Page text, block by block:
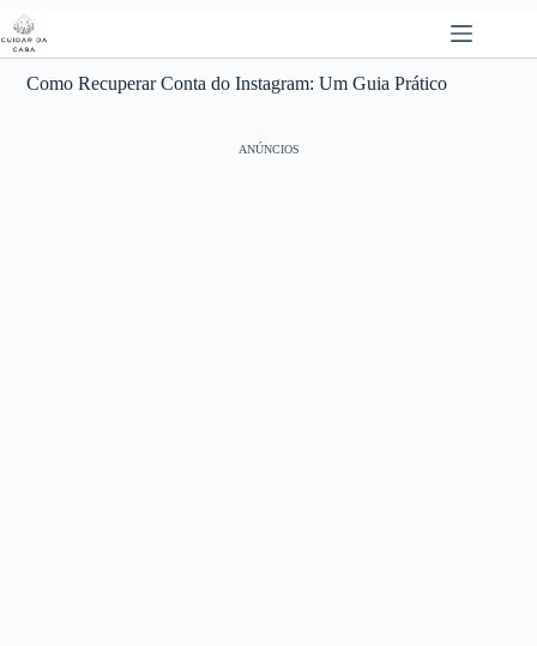
Pular
para
o
conteúdo
Como Recuperar Conta do Instagram: Um Guia Prático
ANÚNCIOS